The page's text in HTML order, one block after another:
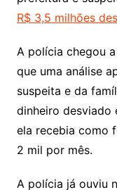
R$ 3,5 milhões
A polícia chegou
que uma análise
suspeita e da
dinheiro desviado
ela recebia como
2 mil por mês.
A polícia já ouviu